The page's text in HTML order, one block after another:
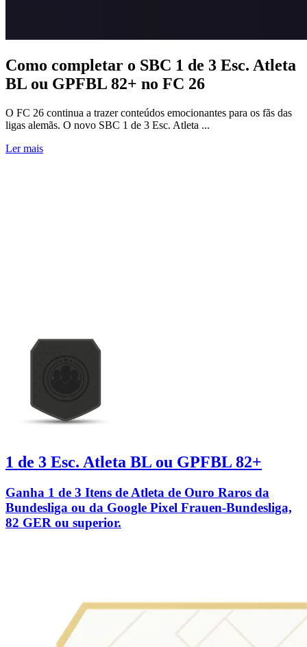
Como completar o SBC 1 de 3 Esc. Atleta
BL ou GPFBL 82+ no FC 26
O FC 26 continua a trazer conteúdos emocionantes para os fãs das
ligas alemãs. O novo SBC 1 de 3 Esc. Atleta ...
Ler mais
1 de 3 Esc. Atleta BL ou GPFBL 82+
Ganha 1 de 3 Itens de Atleta de Ouro Raros da
Bundesliga ou da Google Pixel Frauen-Bundesliga,
82 GER ou superior.